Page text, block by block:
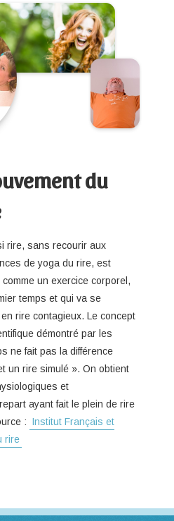
du
rire, sans recourir aux
de yoga du rire, est
un exercice corporel,
temps et qui va se
rire contagieux. Le concept
démontré par les
ne fait pas la différence
un rire simulé ». On obtient
et
ayant fait le plein de rire
: Institut Français et
rire